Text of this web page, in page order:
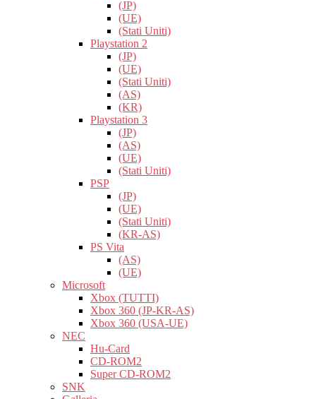
(JP)
(UE)
(Stati Uniti)
Playstation 2
(JP)
(UE)
(Stati Uniti)
(AS)
(KR)
Playstation 3
(JP)
(AS)
(UE)
(Stati Uniti)
PSP
(JP)
(UE)
(Stati Uniti)
(KR-AS)
PS Vita
(AS)
(UE)
Microsoft
Xbox (TUTTI)
Xbox 360 (JP-KR-AS)
Xbox 360 (USA-UE)
NEC
Hu-Card
CD-ROM2
Super CD-ROM2
SNK